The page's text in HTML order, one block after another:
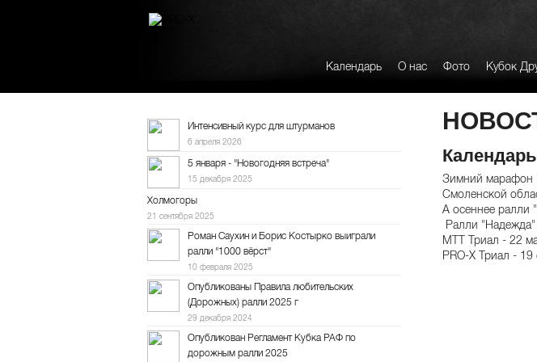
Календарь О нас Фото Кубок
Интенсивный курс для штурманов
6 апреля 2026
5 января - "Новогодняя встреча"
15 декабря 2025
Холмогоры
21 сентября 2025
Роман Саухин и Борис Костырко выиграли
ралли "1000 вёрст"
10 февраля 2025
Опубликованы Правила любительских
(Дорожных) ралли 2025 г
29 декабря 2024
Опубликован Регламент Кубка РАФ по
дорожным ралли 2025
Зимний марафон
Смоленской
А осеннее ралли
Ралли
МТТ Триал - 22
PRO-X Триал - 19